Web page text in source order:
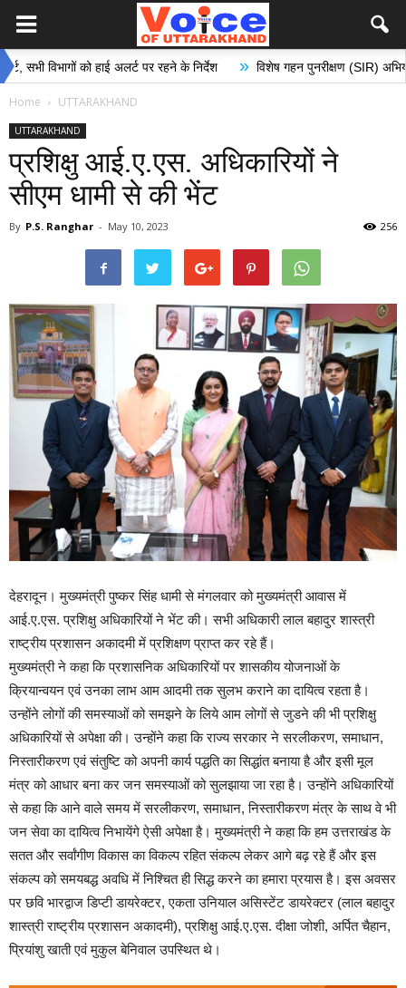
को हाई अलर्ट पर रहने के निर्देश » विशेष गहन पुनरीक्षण (SIR) अभियान के
Home UTTARAKHAND
UTTARAKHAND
प्रशिक्षु आई.ए.एस. अधिकारियों ने
सीएम धामी से की भेंट
By P.S. Ranghar - May 10, 2023 256
देहरादून। मुख्यमंत्री पुष्कर सिंह धामी से मंगलवार को मुख्यमंत्री आवास में
आई.ए.एस. प्रशिक्षु अधिकारियों ने भेंट की। सभी अधिकारी लाल बहादुर शास्त्री
राष्ट्रीय प्रशासन अकादमी में प्रशिक्षण प्राप्त कर रहे हैं।
मुख्यमंत्री ने कहा कि प्रशासनिक अधिकारियों पर शासकीय योजनाओं के
क्रियान्वयन एवं उनका लाभ आम आदमी तक सुलभ कराने का दायित्व रहता है।
उन्होंने लोगों की समस्याओं को समझने के लिये आम लोगों से जुडने की भी प्रशिक्षु
अधिकारियों से अपेक्षा की। उन्होंने कहा कि राज्य सरकार ने सरलीकरण, समाधान,
निस्तारीकरण एवं संतुष्टि को अपनी कार्य पद्धति का सिद्धांत बनाया है और इसी मूल
मंत्र को आधार बना कर जन समस्याओं को सुलझाया जा रहा है। उन्होंने अधिकारियों
से कहा कि आने वाले समय में सरलीकरण, समाधान, निस्तारीकरण मंत्र के साथ वे भी
जन सेवा का दायित्व निभायेंगे ऐसी अपेक्षा है। मुख्यमंत्री ने कहा कि हम उत्तराखंड के
सतत और सर्वांगीण विकास का विकल्प रहित संकल्प लेकर आगे बढ़ रहे हैं और इस
संकल्प को समयबद्ध अवधि में निश्चित ही सिद्ध करने का हमारा प्रयास है। इस अवसर
पर छवि भारद्वाज डिप्टी डायरेक्टर, एकता उनियाल असिस्टेंट डायरेक्टर (लाल बहादुर
शास्त्री राष्ट्रीय प्रशासन अकादमी), प्रशिक्षु आई.ए.एस. दीक्षा जोशी, अर्पित चैहान,
प्रियांशु खाती एवं मुकुल बेनिवाल उपस्थित थे।